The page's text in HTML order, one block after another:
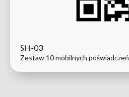
SH-03
Zestaw 10 mobilnych poświadczeń